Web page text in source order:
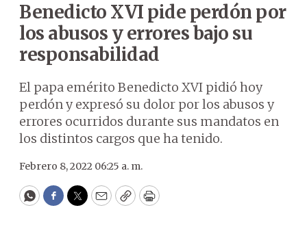
Benedicto XVI pide perdón por
los abusos y errores bajo su
responsabilidad
El papa emérito Benedicto XVI pidió hoy
perdón y expresó su dolor por los abusos y
errores ocurridos durante sus mandatos en
los distintos cargos que ha tenido.
Febrero 8, 2022 06:25 a. m.
WhatsApp
Facebook
Twitter
EmailCopyPrint